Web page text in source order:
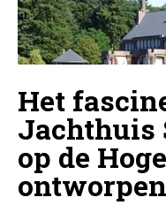
Het
Jachthuis
op de